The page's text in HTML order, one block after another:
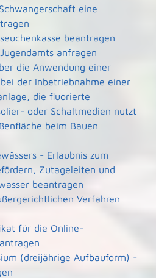
eine
beantragen
anfragen
die Anwendung einer
der Inbetriebnahme einer
die fluorierte
oder Schaltmedien nutzt
beim Bauen
- Erlaubnis zum
Zutageleiten und
beantragen
Verfahren
für die Online-
(dreijährige Aufbauform) -